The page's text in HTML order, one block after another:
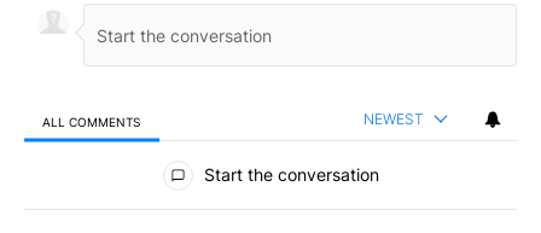
ALL COMMENTS NEWEST
All Comments
Start the conversation